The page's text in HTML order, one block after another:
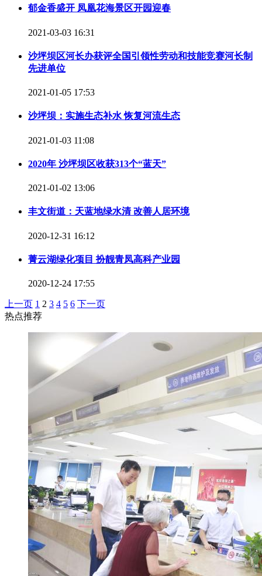
郁金香盛开 凤凰花海景区开园迎春
2021-03-03 16:31
沙坪坝区河长办获评全国引领性劳动和技能竞赛河长制
先进单位
2021-01-05 17:53
沙坪坝：实施生态补水 恢复河流生态
2021-01-03 11:08
2020年 沙坪坝区收获313个“蓝天”
2021-01-02 13:06
丰文街道：天蓝地绿水清 改善人居环境
2020-12-31 16:12
菁云湖绿化项目 扮靓青凤高科产业园
2020-12-24 17:55
上一页 1 2 3 4 5 6 下一页
热点推荐